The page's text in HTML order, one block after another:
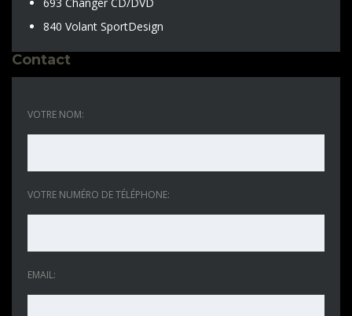
840 Volant SportDesign
Contact
VOTRE NOM:
VOTRE NUMÉRO DE TÉLÉPHONE:
EMAIL: